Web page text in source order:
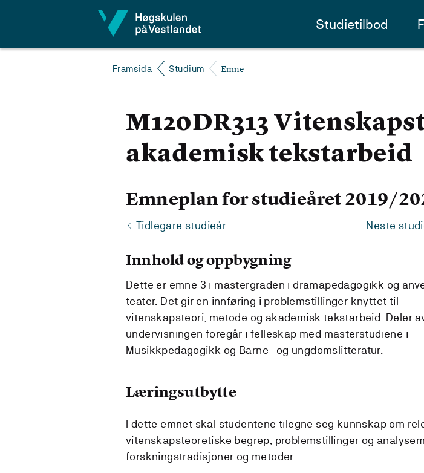
Studietilbod
Framsida Studium Emne
M120DR313
akademisk tekstarbeid
Emneplan for studieåret 2019/
Tidlegare studieår Neste
Innhold og oppbygning
Dette er emne 3 i mastergraden i dramapedagogikk og
teater. Det gir en innføring i problemstillinger knyttet til
vitenskapsteori, metode og akademisk tekstarbeid. Deler
undervisningen foregår i felleskap med masterstudiene i
Musikkpedagogikk og Barne- og ungdomslitteratur.
Læringsutbytte
I dette emnet skal studentene tilegne seg kunnskap om
vitenskapsteoretiske begrep, problemstillinger og
forskningstradisjoner og metoder.